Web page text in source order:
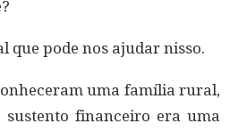
que pode nos ajudar nisso.
uma família rural,
financeiro era uma